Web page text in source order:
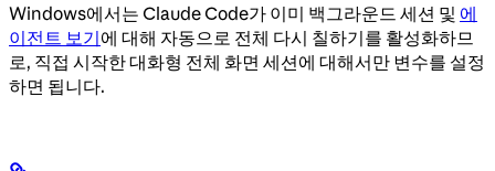
Windows에서는 Claude Code가 이미 백그라운드 세션 및 에
이전트 보기에 대해 자동으로 전체 다시 칠하기를 활성화하므
로, 직접 시작한 대화형 전체 화면 세션에 대해서만 변수를 설정
하면 됩니다.